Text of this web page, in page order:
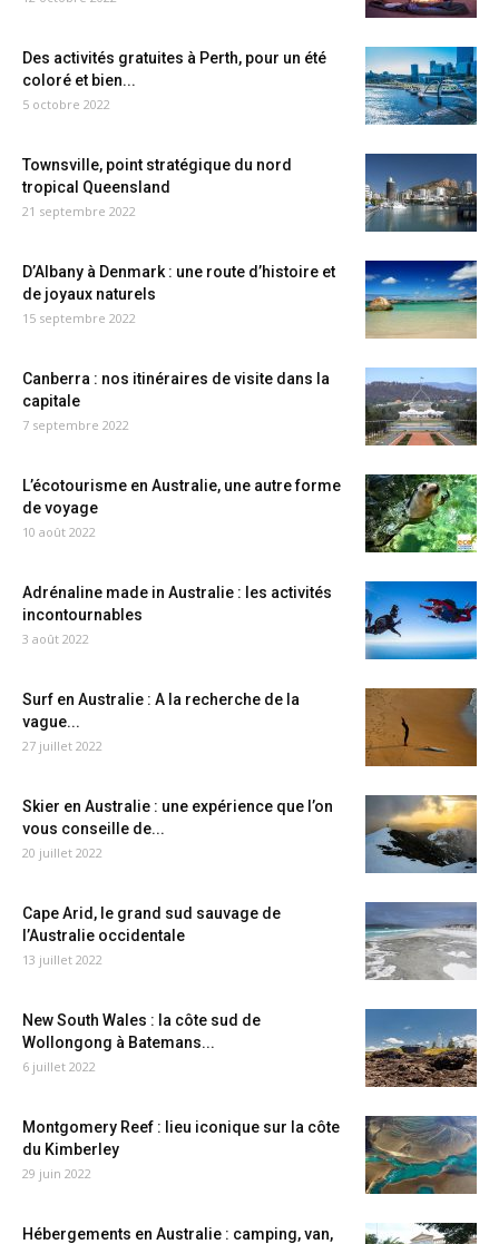
Des activités gratuites à Perth, pour un été
coloré et bien...
5 octobre 2022
Townsville, point stratégique du nord
tropical Queensland
21 septembre 2022
D’Albany à Denmark : une route d’histoire et
de joyaux naturels
15 septembre 2022
Canberra : nos itinéraires de visite dans la
capitale
7 septembre 2022
L’écotourisme en Australie, une autre forme
de voyage
10 août 2022
Adrénaline made in Australie : les activités
incontournables
3 août 2022
Surf en Australie : A la recherche de la
vague...
27 juillet 2022
Skier en Australie : une expérience que l’on
vous conseille de...
20 juillet 2022
Cape Arid, le grand sud sauvage de
l’Australie occidentale
13 juillet 2022
New South Wales : la côte sud de
Wollongong à Batemans...
6 juillet 2022
Montgomery Reef : lieu iconique sur la côte
du Kimberley
29 juin 2022
Hébergements en Australie : camping, van,